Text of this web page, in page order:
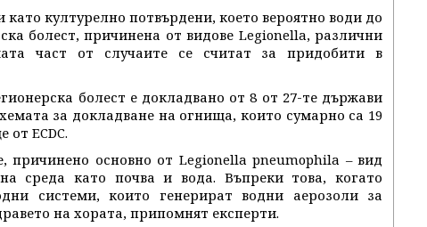
културелно потвърдени, което вероятно води до
болест, причинена от видове Legionella, различни
част от случаите се считат за придобити в
болест е докладвано от 8 от 27-те държави
за докладване на огнища, които сумарно са 19
от ECDC.
причинено основно от Legionella pneumophila – вид
среда като почва и вода. Въпреки това, когато
системи, които генерират водни аерозоли за
на хората, припомнят експерти.